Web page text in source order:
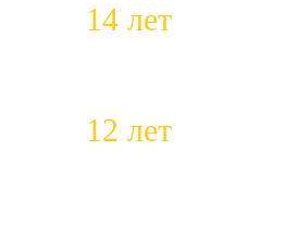
14 лет
12 лет